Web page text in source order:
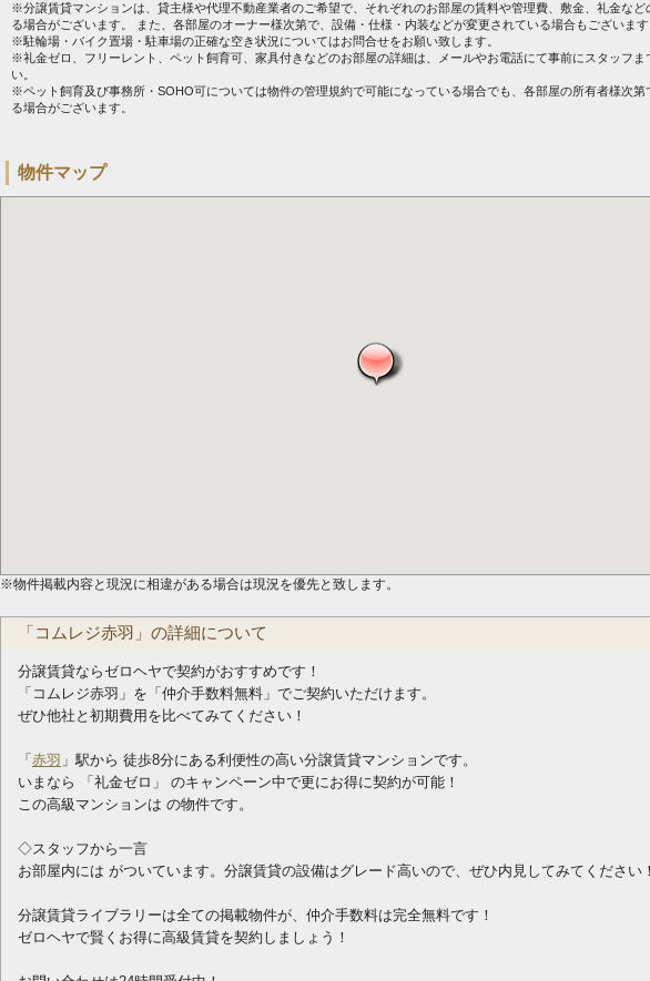
※分譲賃貸マンションは、貸主様や代理不動産業者のご希望で、それぞれのお部屋の賃料や管理費、敷金、礼金など
る場合がございます。 また、各部屋のオーナー様次第で、設備・仕様・内装などが変更されている場合もございます
※駐輪場・バイク置場・駐車場の正確な空き状況についてはお問合せをお願い致します。
※礼金ゼロ、フリーレント、ペット飼育可、家具付きなどのお部屋の詳細は、メールやお電話にて事前にスタッフま
い。
※ペット飼育及び事務所・SOHO可については物件の管理規約で可能になっている場合でも、各部屋の所有者様次第
る場合がございます。
物件マップ
※物件掲載内容と現況に相違がある場合は現況を優先と致します。
「コムレジ赤羽」の詳細について
分譲賃貸ならゼロヘヤで契約がおすすめです！
「コムレジ赤羽」を「仲介手数料無料」でご契約いただけます。
ぜひ他社と初期費用を比べてみてください！
「 赤羽 」駅から 徒歩8分にある利便性の高い分譲賃貸マンションです。
いまなら 「礼金ゼロ」 のキャンペーン中で更にお得に契約が可能！
この高級マンションは の物件です。
◇スタッフから一言
お部屋内には がついています。分譲賃貸の設備はグレード高いので、ぜひ内見してみてください！
分譲賃貸ライブラリーは全ての掲載物件が、仲介手数料は完全無料です！
ゼロヘヤで賢くお得に高級賃貸を契約しましょう！